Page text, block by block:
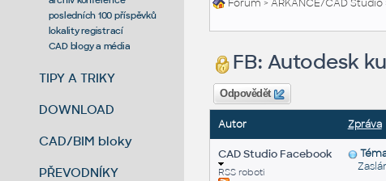
posledních 100 příspěvků
lokality registrací
CAD blogy a média
TIPY A TRIKY
DOWNLOAD
CAD/BIM bloky
PŘEVODNÍKY
Fórum >ARKANCE/CAD Studio
FB: Autodesk
Odpovědět
Autor Zpráva
CAD Studio Facebook
RSS roboti